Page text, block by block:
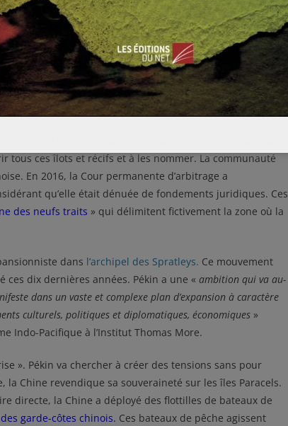
des stations militaires capables de brouiller les
avant-postes chinois disposent aussi de pistes
que de bunkers et casernes. Degrands médias
de sable » utilisée par la diplomatie américaine pour
imposer sa présence en mer de Chine méridionale.
la mer de Chine méridionale pour des raisons historiques.
tous ces îlots et récifs et à les nommer. La communauté
En 2016, la Cour permanente d’arbitrage a
qu’elle était dénuée de fondements juridiques. Ces
des neufs traits » qui délimitent fictivement la zone où la
dans l’archipel des Spratleys. Ce mouvement
ces dix dernières années. Pékin a une « ambition qui va au-
dans un vaste et complexe plan d’expansion à caractère
culturels, politiques et diplomatiques, économiques »
Indo-Pacifique à l’Institut Thomas More.
». Pékin va chercher à créer des tensions sans pour
Chine revendique sa souveraineté sur les îles Paracels.
directe, la Chine a déployé des flottilles de bateaux de
des garde-côtes chinois. Ces bateaux de pêche agissent